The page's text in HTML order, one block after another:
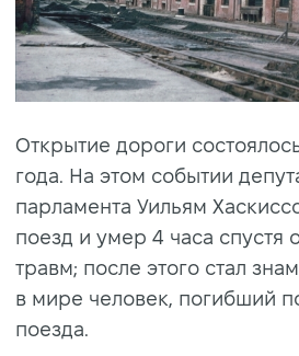
Открытие дороги
года. На этом событии
парламента Уильям
поезд и умер 4 часа спустя
травм; после этого стал
в мире человек, погибший
поезда.